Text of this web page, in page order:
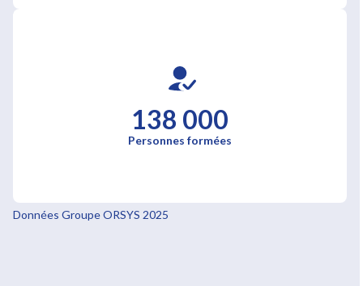
138 000
Personnes formées
Données Groupe ORSYS 2025